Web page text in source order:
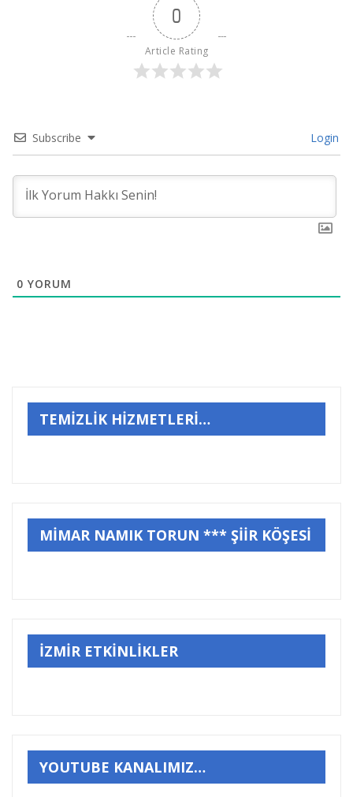
0
Article Rating
Subscribe Login
0 YORUM
TEMİZLİK HİZMETLERİ…
MİMAR NAMIK TORUN *** ŞİİR KÖŞESİ
İZMİR ETKİNLİKLER
YOUTUBE KANALIMIZ…